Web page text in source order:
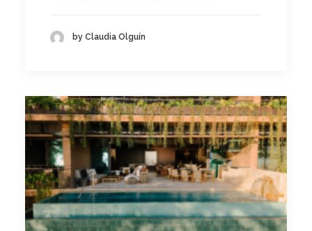
by Claudia Olguín